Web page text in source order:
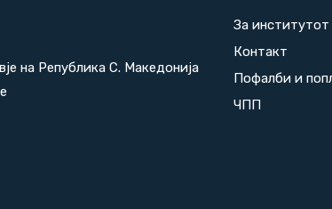
на Република С. Македонија
За институтот
Контакт
Пофалби и
ЧПП